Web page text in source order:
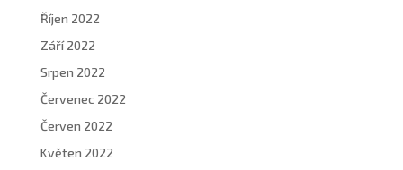
Říjen 2022
Září 2022
Srpen 2022
Červenec 2022
Červen 2022
Květen 2022